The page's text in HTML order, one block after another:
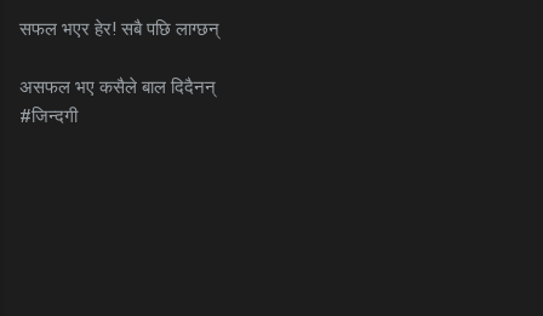
सफल भएर हेर! सबै पछि लाग्छन्
असफल भए कसैले बाल दिदैनन्
#जिन्दगी